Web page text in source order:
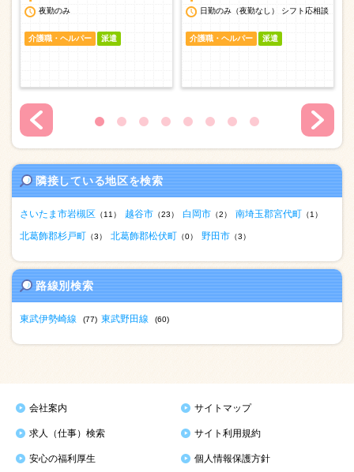
夜勤のみ
介護職・ヘルパー 派遣
日勤のみ（夜勤なし） シフト応相談
介護職・ヘルパー 派遣
隣接している地区を検索
さいたま市岩槻区 （11） 越谷市 （23） 白岡市 （2） 南埼玉郡宮代町 （1）
北葛飾郡杉戸町 （3） 北葛飾郡松伏町 （0） 野田市 （3）
路線別検索
東武伊勢崎線 (77) 東武野田線 (60)
会社案内 サイトマップ
求人（仕事）検索 サイト利用規約
安心の福利厚生 個人情報保護方針